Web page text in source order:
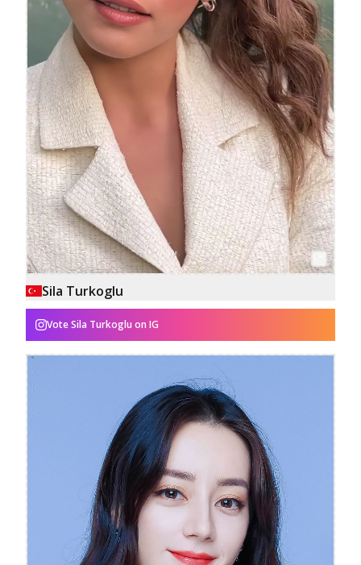
Sila Turkoglu
VoteSila Turkoglu on IG